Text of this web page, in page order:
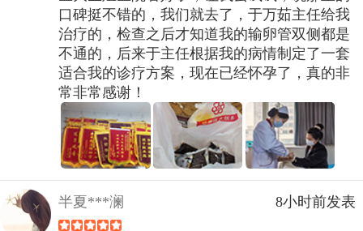
口碑挺不错的，我们就去了，于万茹主任给我
治疗的，检查之后才知道我的输卵管双侧都是
不通的，后来于主任根据我的病情制定了一套
适合我的诊疗方案，现在已经怀孕了，真的非
常非常感谢！
半夏***澜 8小时前发表